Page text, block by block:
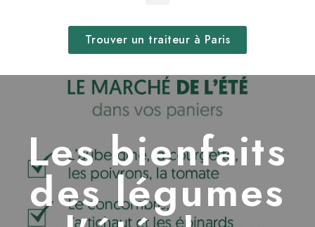
Trouver un traiteur à Paris
Les bienfaits
des légumes